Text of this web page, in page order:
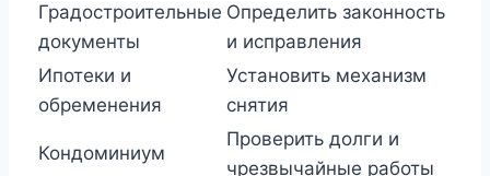
Градостроительные
документы
Определить законность
и исправления
Ипотеки и
обременения
Установить механизм
снятия
Кондоминиум
Проверить долги и
чрезвычайные работы